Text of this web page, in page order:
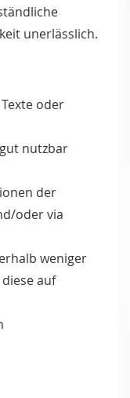
unerlässlich.
oder
nutzbar
der
oder via
weniger
auf